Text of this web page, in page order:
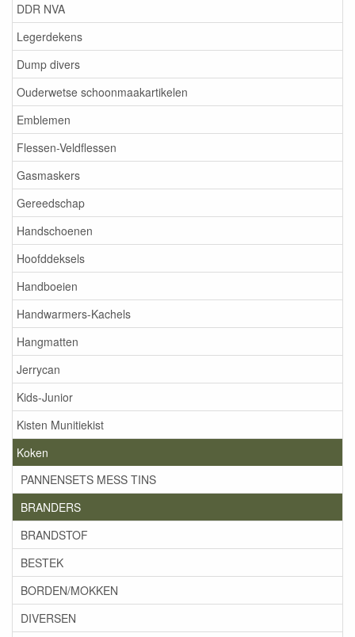
DDR NVA
Legerdekens
Dump divers
Ouderwetse schoonmaakartikelen
Emblemen
Flessen-Veldflessen
Gasmaskers
Gereedschap
Handschoenen
Hoofddeksels
Handboeien
Handwarmers-Kachels
Hangmatten
Jerrycan
Kids-Junior
Kisten Munitiekist
Koken
PANNENSETS MESS TINS
BRANDERS
BRANDSTOF
BESTEK
BORDEN/MOKKEN
DIVERSEN